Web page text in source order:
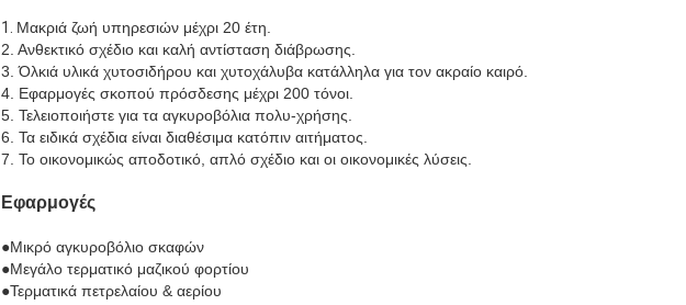
1. Μακριά ζωή υπηρεσιών μέχρι 20 έτη.
2. Ανθεκτικό σχέδιο και καλή αντίσταση διάβρωσης.
3. Όλκιά υλικά χυτοσιδήρου και χυτοχάλυβα κατάλληλα για τον ακραίο καιρό.
4. Εφαρμογές σκοπού πρόσδεσης μέχρι 200 τόνοι.
5. Τελειοποιήστε για τα αγκυροβόλια πολυ-χρήσης.
6. Τα ειδικά σχέδια είναι διαθέσιμα κατόπιν αιτήματος.
7. Το οικονομικώς αποδοτικό, απλό σχέδιο και οι οικονομικές λύσεις.
Εφαρμογές
●Μικρό αγκυροβόλιο σκαφών
●Μεγάλο τερματικό μαζικού φορτίου
●Τερματικά πετρελαίου & αερίου